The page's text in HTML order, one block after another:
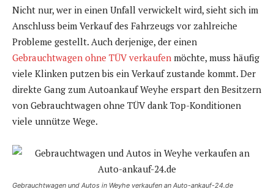
Nicht nur, wer in einen Unfall verwickelt wird, sieht sich im
Anschluss beim Verkauf des Fahrzeugs vor zahlreiche
Probleme gestellt. Auch derjenige, der einen
Gebrauchtwagen ohne TÜV verkaufen möchte, muss häufig
viele Klinken putzen bis ein Verkauf zustande kommt. Der
direkte Gang zum Autoankauf Weyhe erspart den Besitzern
von Gebrauchtwagen ohne TÜV dank Top-Konditionen
viele unnütze Wege.
Gebrauchtwagen und Autos in Weyhe verkaufen an Auto-ankauf-24.de